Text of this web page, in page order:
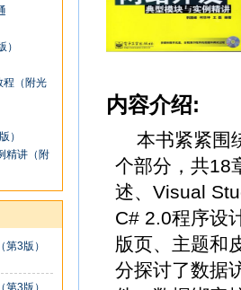
程（附光
）
精讲（附
3版）
3版）
内容介绍:
本书紧紧围
个部分，共18
述、Visual
C# 2.0程序设
版页、主题和
分探讨了数据